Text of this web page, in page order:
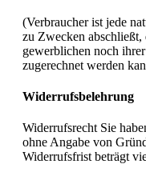
(Verbraucher ist jede
zu Zwecken
gewerblichen noch
zugerechnet werden
Widerrufsbelehrung
Widerrufsrecht Sie
ohne Angabe von
Widerrufsfrist beträgt